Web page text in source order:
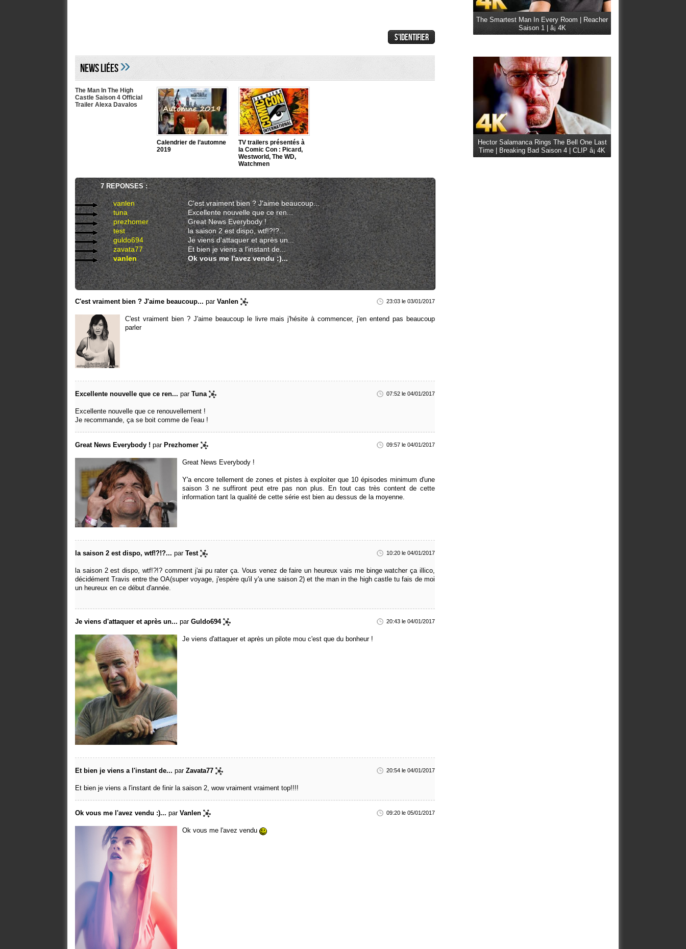
NEWS LIéES»
The Man In The High
Castle Saison 4 Official
Trailer Alexa Davalos
Calendrier de l’automne
2019
TV trailers présentés à
la Comic Con : Picard,
Westworld, The WD,
Watchmen
7 REPONSES :
vanlen
C'est vraiment bien ? J'aime beaucoup...
tuna
Excellente nouvelle que ce ren...
prezhomer
Great News Everybody !
test
la saison 2 est dispo, wtf!?!?...
guldo694
Je viens d'attaquer et après un...
zavata77
Et bien je viens a l'instant de...
vanlen
Ok vous me l'avez vendu :)...
C'est vraiment bien ? J'aime beaucoup... par Vanlen 23:03 le 03/01/2017
C'est vraiment bien ? J'aime beaucoup le livre mais j'hésite à commencer, j'en entend pas beaucoup
parler
Excellente nouvelle que ce ren... par Tuna 07:52 le 04/01/2017
Excellente nouvelle que ce renouvellement !
Je recommande, ça se boit comme de l'eau !
Great News Everybody ! par Prezhomer 09:57 le 04/01/2017
Great News Everybody !
Y'a encore tellement de zones et pistes à exploiter que 10 épisodes minimum d'une
saison 3 ne suffiront peut etre pas non plus. En tout cas très content de cette
information tant la qualité de cette série est bien au dessus de la moyenne.
la saison 2 est dispo, wtf!?!?... par Test 10:20 le 04/01/2017
la saison 2 est dispo, wtf!?!? comment j'ai pu rater ça. Vous venez de faire un heureux vais me binge watcher ça illico,
décidément Travis entre the OA(super voyage, j'espère qu'il y'a une saison 2) et the man in the high castle tu fais de moi
un heureux en ce début d'année.
Je viens d'attaquer et après un... par Guldo694 20:43 le 04/01/2017
Je viens d'attaquer et après un pilote mou c'est que du bonheur !
Et bien je viens a l'instant de... par Zavata77 20:54 le 04/01/2017
Et bien je viens a l'instant de finir la saison 2, wow vraiment vraiment top!!!!
Ok vous me l'avez vendu :)... par Vanlen 09:20 le 05/01/2017
Ok vous me l'avez vendu
The Smartest Man In Every Room | Reacher
Saison 1 | â¡ 4K
Hector Salamanca Rings The Bell One Last
Time | Breaking Bad Saison 4 | CLIP â¡ 4K